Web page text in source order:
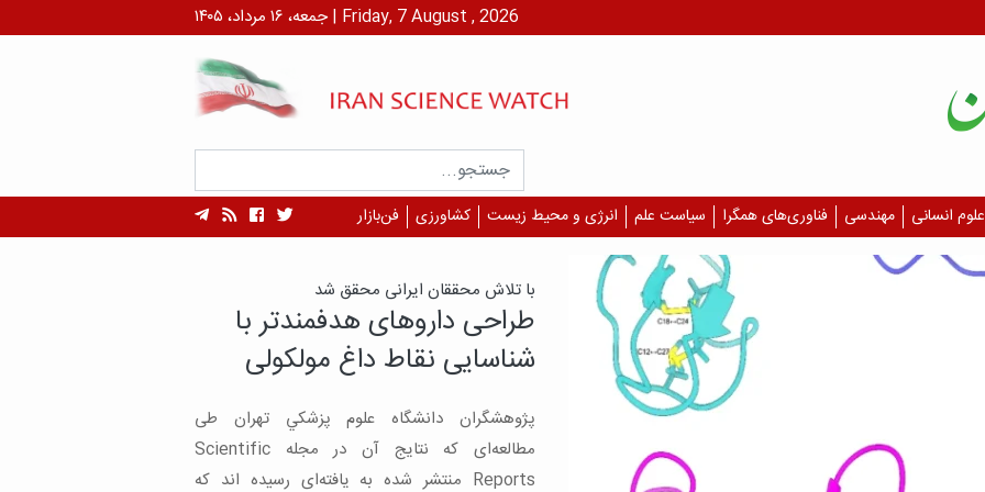
جمعه، ۱۶ مرداد، ۱۴۰۵ | Friday, 7 August , 2026
علوم انسانی مهندسی فناوری‌های همگرا سیاست علم انرژی و محیط زیست کشاورزی فن‌بازار
یافته‌های یک مطالعه:
آسیب‌های اچ‌آی‌وی به شبکیه
چشم را با وجود بینایی جدی
بگیرید/ ابزار کنترل در دسترس
است